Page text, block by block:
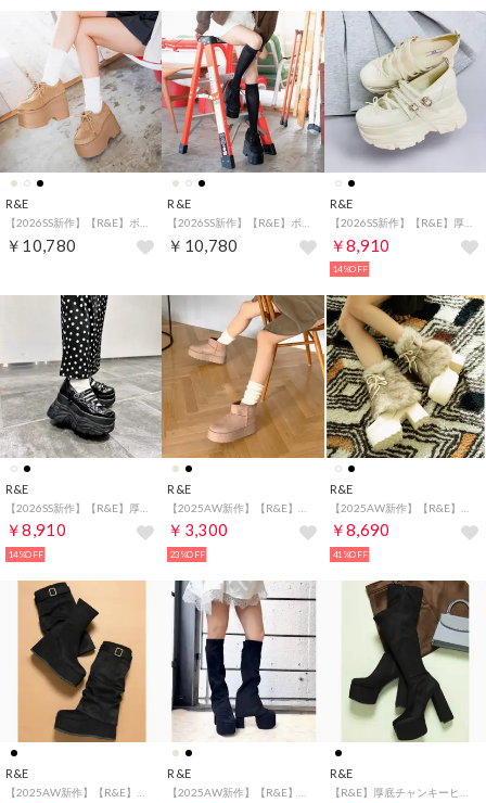
R&E
￥10,780
R&E
￥10,780
R&E
【2026SS新作】【R&E】厚底スニーカーソールメリージェーンシューズ （アイボリーエナメル）
￥8,910
14%OFF
R&E
￥8,910
14%OFF
R&E
￥3,300
23%OFF
R&E
￥8,690
41%OFF
R&E R&E R&E